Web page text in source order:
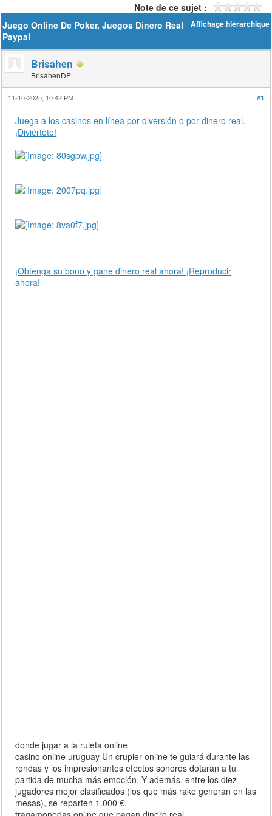
Note de ce sujet :
Affichage hiérarchique
Juego Online De Poker, Juegos Dinero Real
Paypal
Brisahen
BrisahenDP
#1
11-10-2025, 10:42 PM
Juega a los casinos en línea por diversión o por dinero real.
¡Diviértete!
¡Obtenga su bono y gane dinero real ahora! ¡Reproducir
ahora!
donde jugar a la ruleta online
casino online uruguay Un crupier online te guiará durante las
rondas y los impresionantes efectos sonoros dotarán a tu
partida de mucha más emoción. Y además, entre los diez
jugadores mejor clasificados (los que más rake generan en las
mesas), se reparten 1.000 €.